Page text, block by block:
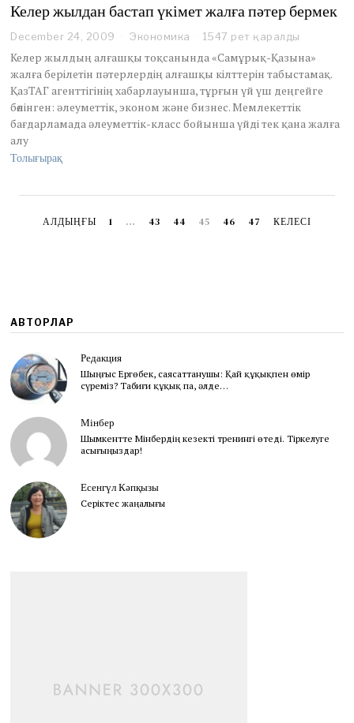
Келер жылдан бастап үкімет жалға пәтер бермек
December 24, 2009 Экономика 1547 рет қаралды
Келер жылдың алғашқы тоқсанында «Самұрық-Қазына»
жалға берілетін пәтерлердің алғашқы кілттерін табыстамақ.
ҚазТАГ агенттігінің хабарлауынша, тұрғын үй үш деңгейге
бөлінген: әлеуметтік, эконом және бизнес. Мемлекеттік
бағдарламада әлеуметтік-класс бойынша үйді тек қана жалға
алу
Толығырақ
АЛДЫҢҒЫ 1 … 43 44 45 46 47 КЕЛЕСІ
АВТОРЛАР
Редакция
Шыңғыс Ергөбек, cаясаттанушы: Қай құқықпен өмір
сүреміз? Табиғи құқық па, әлде…
Мінбер
Шымкентте Мінбердің кезекті тренингі өтеді. Тіркелуге
асығыңыздар!
Есенгүл Кәпқызы
Серіктес жаңалығы